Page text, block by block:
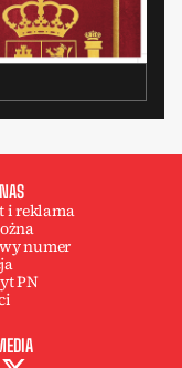
i reklama
numer
PN